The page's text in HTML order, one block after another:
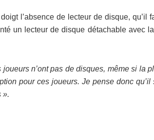
l’absence de lecteur de disque, qu’il
un lecteur de disque détachable avec
n’ont pas de disques, même si la
pour ces joueurs. Je pense donc qu’il
».